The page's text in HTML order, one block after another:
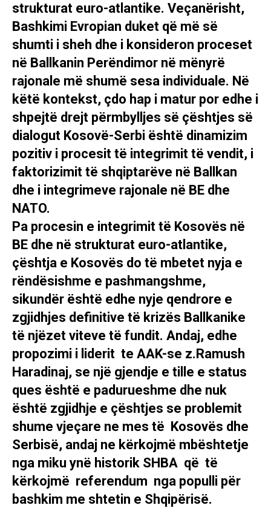
strukturat euro-atlantike. Veçanërisht,
Bashkimi Evropian duket që më së
shumti i sheh dhe i konsideron proceset
në Ballkanin Perëndimor në mënyrë
rajonale më shumë sesa individuale. Në
këtë kontekst, çdo hap i matur por edhe i
shpejtë drejt përmbylljes së çështjes së
dialogut Kosovë-Serbi është dinamizim
pozitiv i procesit të integrimit të vendit, i
faktorizimit të shqiptarëve në Ballkan
dhe i integrimeve rajonale në BE dhe
NATO.
Pa procesin e integrimit të Kosovës në
BE dhe në strukturat euro-atlantike,
çështja e Kosovës do të mbetet nyja e
rëndësishme e pashmangshme,
sikundër është edhe nyje qendrore e
zgjidhjes definitive të krizës Ballkanike
të njëzet viteve të fundit. Andaj, edhe
propozimi i liderit te AAK-se z.Ramush
Haradinaj, se një gjendje e tille e status
ques është e padurueshme dhe nuk
është zgjidhje e çështjes se problemit
shume vjeçare ne mes të Kosovës dhe
Serbisë, andaj ne kërkojmë mbështetje
nga miku ynë historik SHBA që të
kërkojmë referendum nga populli për
bashkim me shtetin e Shqipërisë.